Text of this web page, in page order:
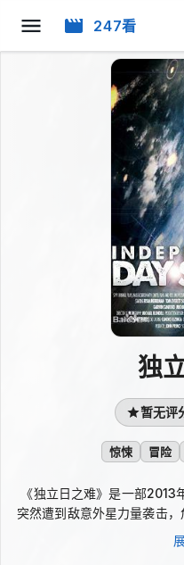
247看
独
暂无评
惊悚 冒险
《独立日之难》是一部
突然遭到敌意外星力量袭击
挡的入侵，一名小镇消防员
联手，试图启动唯一可能击